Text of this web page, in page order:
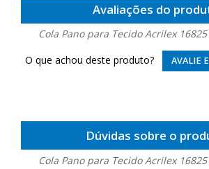
Avaliações do
Cola Pano para Tecido Acrilex
O que achou deste produto?
AVALIE
Dúvidas sobre o
Cola Pano para Tecido Acrilex